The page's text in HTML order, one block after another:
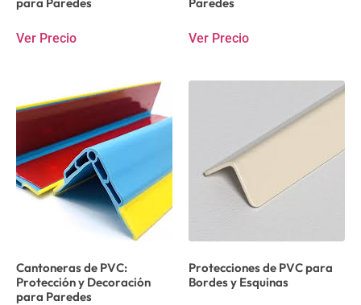
Ver Precio Ver Precio
Cantoneras de PVC:
Protección y Decoración
para Paredes
Protecciones de PVC para
Bordes y Esquinas